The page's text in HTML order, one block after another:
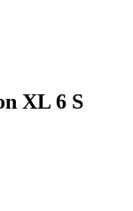
XL 6 S